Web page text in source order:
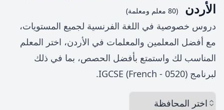
الأردن
(80 معلم ومعلمة)
دروس خصوصية في اللغة الفرنسية لجميع المستويات،
مع أفضل المعلمين والمعلمات في الأردن، اختر المعلم
المناسب لك واستمتع بأفضل الحصص، بما في ذلك
لبرنامج IGCSE (French - 0520).
اختر المحافظة